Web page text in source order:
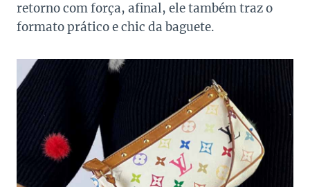
retorno com força, afinal, ele também traz o
formato prático e chic da baguete.